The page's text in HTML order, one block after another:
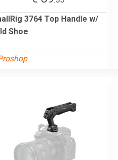
3764 Top Handle w/
Shoe